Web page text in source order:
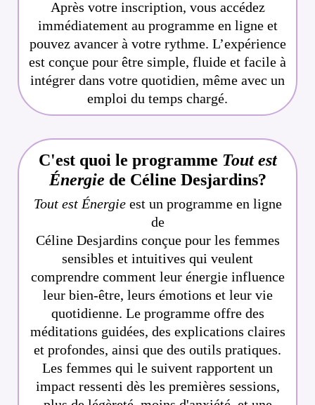
C'est quoi le programme Tout est
Énergie de Céline Desjardins?
Tout est Énergie est un programme en ligne
de
Céline Desjardins conçue pour les femmes
sensibles et intuitives qui veulent
comprendre comment leur énergie influence
leur bien-être, leurs émotions et leur vie
quotidienne. Le programme offre des
méditations guidées, des explications claires
et profondes, ainsi que des outils pratiques.
Les femmes qui le suivent rapportent un
impact ressenti dès les premières sessions,
Après votre inscription, vous accédez
immédiatement au programme en ligne et
pouvez avancer à votre rythme. L’expérience
est conçue pour être simple, fluide et facile à
intégrer dans votre quotidien, même avec un
emploi du temps chargé.